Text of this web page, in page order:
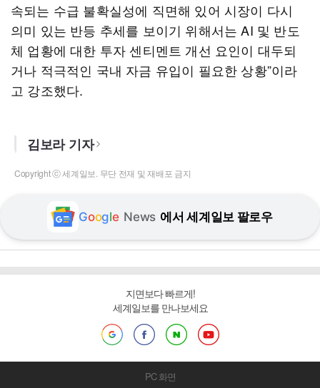
속되는 수급 불확실성에 직면해 있어 시장이 다시
의미 있는 반등 추세를 보이기 위해서는 AI 및 반도
체 업황에 대한 투자 센티멘트 개선 요인이 대두되
거나 적극적인 국내 자금 유입이 필요한 상황”이라
고 강조했다.
김보라 기자
Copyright ⓒ 세계일보. 무단 전재 및 재배포 금지
Google News 에서 세계일보 팔로우
지면보다 빠르게!
세계일보를 만나보세요
PC 화면